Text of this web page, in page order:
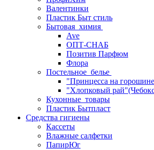
Валентинки
Пластик Быт стиль
Бытовая_химия
Ave
ОПТ-СНАБ
Позитив Парфюм
Флора
Постельное_белье
"Принцесса на
"Хлопковый
Кухонные_товары
Пластик Бытпласт
Средства гигиены
Кассеты
Влажные салфетки
ПапирЮг